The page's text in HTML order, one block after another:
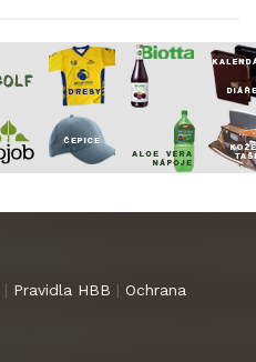
| Pravidla HBB | Ochrana